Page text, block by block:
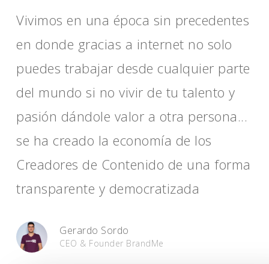
Vivimos en una época sin precedentes
en donde gracias a internet no solo
puedes trabajar desde cualquier parte
del mundo si no vivir de tu talento y
pasión dándole valor a otra persona...
se ha creado la economía de los
Creadores de Contenido de una forma
transparente y democratizada
Gerardo Sordo
CEO & Founder BrandMe